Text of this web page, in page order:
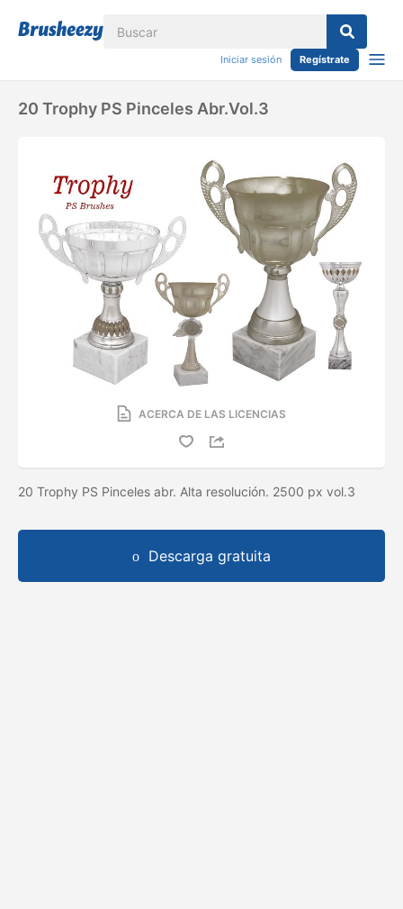
Iniciar sesión Regístrate
20 Trophy PS Pinceles Abr.vol.3
ACERCA DE LAS LICENCIAS
20 Trophy PS Pinceles abr. Alta resolución. 2500 px vol.3
Descarga gratuita